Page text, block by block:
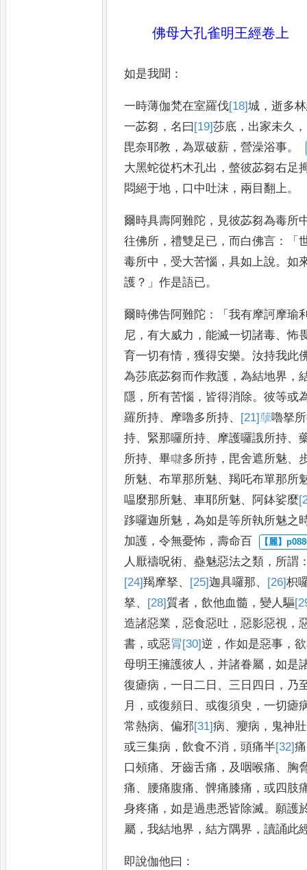
佛母大孔雀明王經卷上
如是我聞 ：
一時薄伽梵在室羅伐[18]城 ，逝多林
一苾芻 ，名曰 [19]莎底 ， 出家未久 ，
毘奈耶教 ，為眾破薪 ，營澡浴事。
大黑蛇從朽木孔出 ，螫彼苾芻右足
悶絕于地 ， 口中吐沫 ， 兩目翻上。
爾時具壽阿難陀 ， 見彼苾芻為毒所
往佛所 ，禮雙足已 ， 而白佛言 ：「
毒所中 ， 受大苦惱 ，具如上說。如
護 ？」作是語已。
爾時佛告阿難陀 ：「我有摩訶摩瑜
尼 ，有大威力 ，能滅一切諸毒、怖
育一切有情 ，獲得安樂。汝持我此
為莎底苾芻而作救護 ，為結地界 ，
隱 ， 所有苦惱 ， 皆得消除。彼等或
羅所持、 摩嚕多所持、 [21]𦽆嚕拏
持、 緊那囉所持、 摩護囉誐所持、
所持、畢㘑多所持 ， 毘舍遮所魅、
所魅、布單那所魅、羯吒布單那所
嗢麼那所魅、車耶所魅、 阿鉢娑麼
跢囉迦所魅 ，為如是等所執所魅之
加護 ，令無憂怖 ，壽命百
人厭禱呪術、蠱魅惡法之類 ， 所謂
[24]羯摩拏、 [25]迦具囉那、 [26]枳
拏、 [28] 質者 ，飲他血髓 ，變人驅
造諸惡業 ，惡食惡吐 ，惡影惡視 ，
書 ，或惡冐 [30]逆 ，作如是惡事 ，
母明王擁護彼人 ， 并諸眷屬 ，如是
復瘧病 ，一日二日 、三日 四日 ， 乃
月
，或復頻日 、或復須 臾 ，一切瘧
常熱病、偏邪[31]病、癭病 ， 鬼神
或三集病 ，飲食不消 ，頭痛半[32]痛
口頰痛、 牙齒舌痛 ， 及咽喉痛、 胸
痛、 腰痛腹痛、髀痛膝痛 ，或四肢
身疼痛 ，如是過患悉皆除滅。 願護
屬 ，我結地界 ，結方隅界 ，讀誦此
即說伽他曰 ：